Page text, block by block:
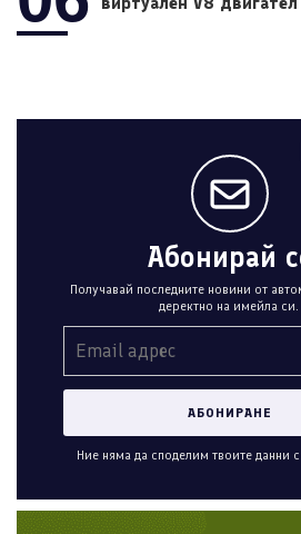
Абонирай
Получавай последните новини от
деректно на имейла си.
Ние няма да споделим твоите данни